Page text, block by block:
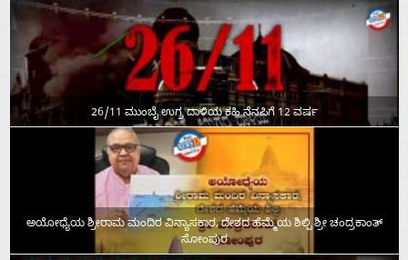
26/11 ಮುಂಬೈ ಉಗ್ರ ದಾಳಿಯ ಕಹಿ ನೆನಪಿಗೆ 12 ವರ್ಷ
ಅಯೋಧ್ಯೆಯ ಶ್ರೀರಾಮ ಮಂದಿರ ವಿನ್ಯಾಸಕಾರ, ದೇಶದ ಹೆಮ್ಮೆಯ ಶಿಲ್ಪಿ ಶ್ರೀ ಚಂದ್ರಕಾಂತ್‌
ಸೋಂಪುರ